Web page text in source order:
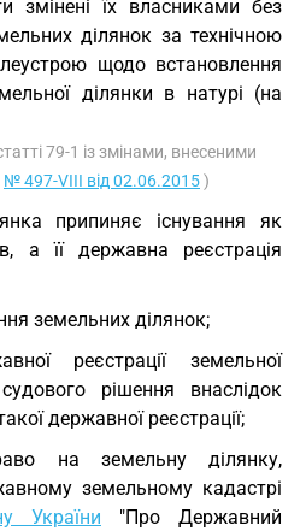
змінені їх власниками без
ділянок за технічною
щодо встановлення
ділянки в натурі (на
79-1 із змінами, внесеними
№ 497-VIII від 02.06.2015)
припиняє існування як
а її державна реєстрація
земельних ділянок;
реєстрації земельної
рішення внаслідок
державної реєстрації;
на земельну ділянку,
земельному кадастрі
України "Про Державний